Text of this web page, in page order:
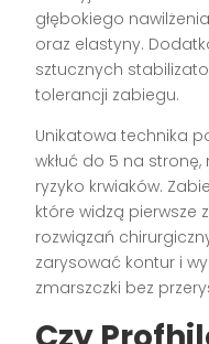
głębokiego
oraz elastyny.
sztucznych
tolerancji zabiegu.
Unikatowa technika
wkłuć do 5 na
ryzyko krwiaków.
które widzą pierwsze
rozwiązań
zarysować kontur i
zmarszczki bez